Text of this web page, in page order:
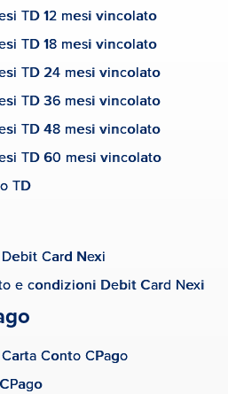
TD 12 mesi vincolato
TD 18 mesi vincolato
TD 24 mesi vincolato
TD 36 mesi vincolato
TD 48 mesi vincolato
TD 60 mesi vincolato
TD
Card Nexi
e condizioni Debit Card Nexi
Conto CPago